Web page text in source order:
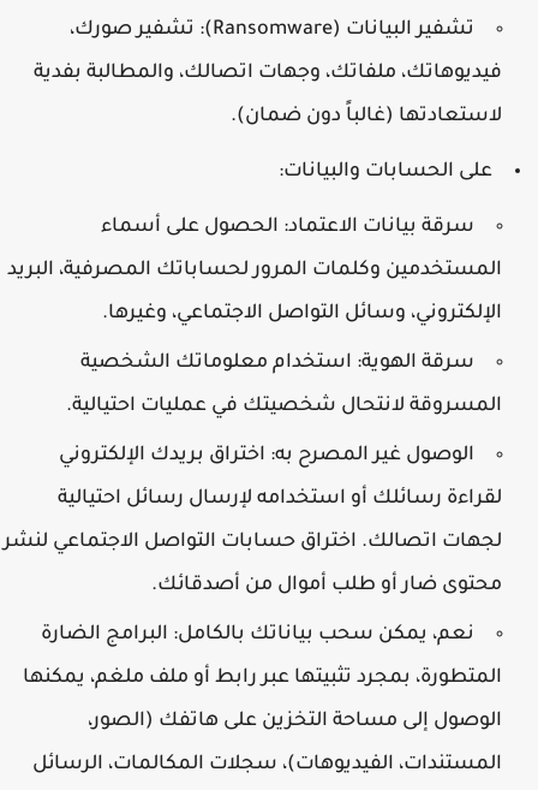
تشفير البيانات (Ransomware):
تشفير صورك،
فيديوهاتك، ملفاتك، وجهات اتصالك، والمطالبة بفدية
لاستعادتها (غالباً دون ضمان).
على الحسابات والبيانات:
سرقة بيانات الاعتماد:الحصول على أسماء
المستخدمين وكلمات المرور لحساباتك المصرفية، البريد
الإلكتروني، وسائل التواصل الاجتماعي، وغيرها.
سرقة الهوية:استخدام معلوماتك الشخصية
المسروقة لانتحال شخصيتك في عمليات احتيالية.
الوصول غير المصرح به: اختراق بريدك الإلكتروني
لقراءة رسائلك أو استخدامه لإرسال رسائل احتيالية
لجهات اتصالك. اختراق حسابات التواصل الاجتماعي لنشر
محتوى ضار أو طلب أموال من أصدقائك.
نعم، يمكن سحب بياناتك بالكامل:البرامج الضارة
المتطورة، بمجرد تثبيتها عبر رابط أو ملف ملغم، يمكنها
الوصول إلى مساحة التخزين على هاتفك (الصور،
المستندات، الفيديوهات)، سجلات المكالمات، الرسائل